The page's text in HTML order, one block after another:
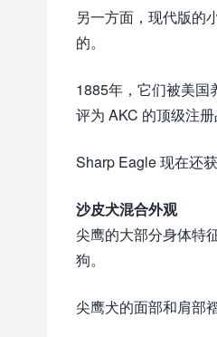
另一方面，现代版的
的。
1885年，它们被美国
评为 AKC 的顶级注册
Sharp Eagle 现在还
沙皮犬混合外观
尖鹰的大部分身体特
狗。
尖鹰犬的面部和肩部